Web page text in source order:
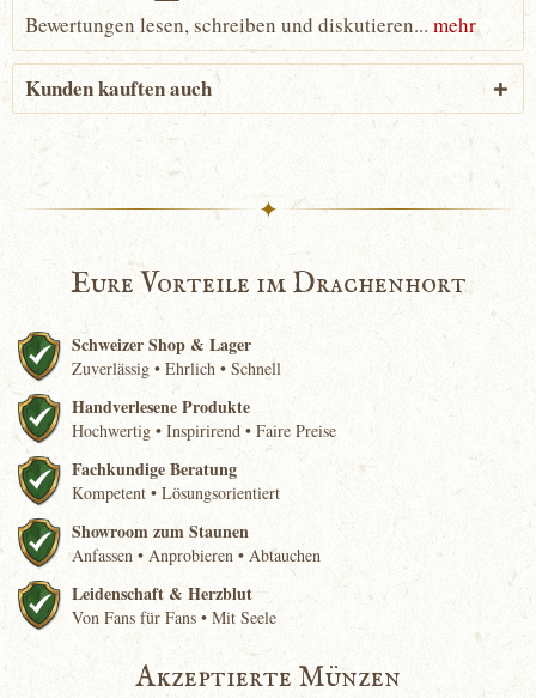
Bewertungen lesen, schreiben und diskutieren... mehr
Kunden kauften auch
✦
Eure Vorteile im Drachenhort
Schweizer Shop & Lager
Zuverlässig • Ehrlich • Schnell
Handverlesene Produkte
Hochwertig • Inspirirend • Faire Preise
Fachkundige Beratung
Kompetent • Lösungsorientiert
Showroom zum Staunen
Anfassen • Anprobieren • Abtauchen
Leidenschaft & Herzblut
Von Fans für Fans • Mit Seele
Akzeptierte Münzen